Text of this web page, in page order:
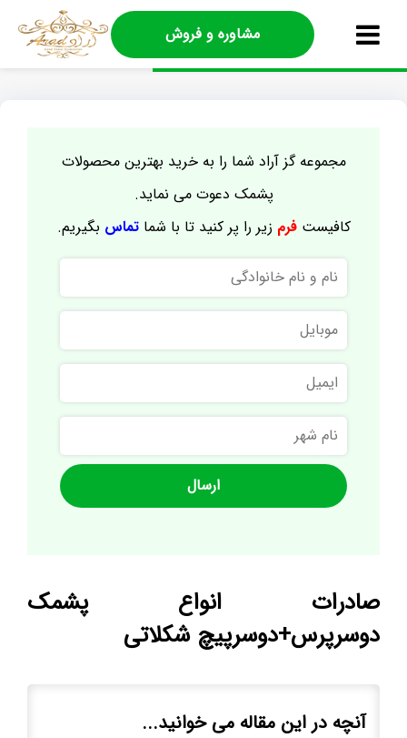
مشاوره و فروش
مجموعه گز آراد شما را به خرید بهترین محصولات
پشمک دعوت می نماید.
کافیستفرم زیر را پر کنید تا با شماتماس بگیریم.
نام
و
نام
خانوادگی
موبایل
ایمیل
نام
شهر
صادرات انواع پشمک
دوسرپرس+دوسرپیچ شکلاتی
آنچه در این مقاله می خوانید...